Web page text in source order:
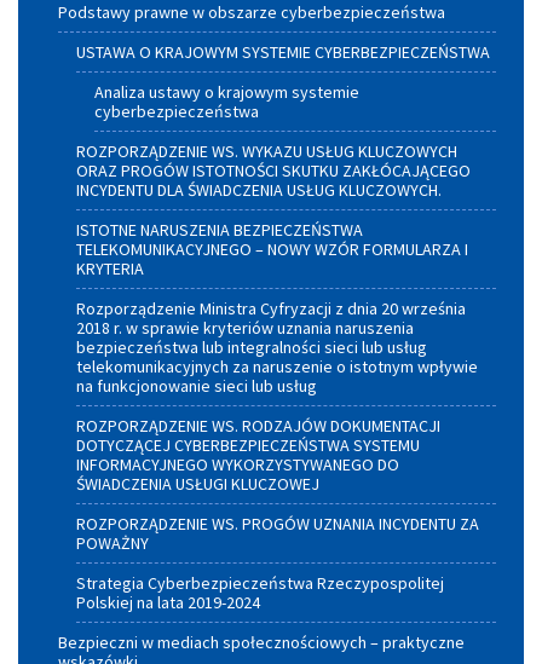
Podstawy prawne w obszarze cyberbezpieczeństwa
USTAWA O KRAJOWYM SYSTEMIE CYBERBEZPIECZEŃSTWA
Analiza ustawy o krajowym systemie
cyberbezpieczeństwa
ROZPORZĄDZENIE WS. WYKAZU USŁUG KLUCZOWYCH
ORAZ PROGÓW ISTOTNOŚCI SKUTKU ZAKŁÓCAJĄCEGO
INCYDENTU DLA ŚWIADCZENIA USŁUG KLUCZOWYCH.
ISTOTNE NARUSZENIA BEZPIECZEŃSTWA
TELEKOMUNIKACYJNEGO – NOWY WZÓR FORMULARZA I
KRYTERIA
Rozporządzenie Ministra Cyfryzacji z dnia 20 września
2018 r. w sprawie kryteriów uznania naruszenia
bezpieczeństwa lub integralności sieci lub usług
telekomunikacyjnych za naruszenie o istotnym wpływie
na funkcjonowanie sieci lub usług
ROZPORZĄDZENIE WS. RODZAJÓW DOKUMENTACJI
DOTYCZĄCEJ CYBERBEZPIECZEŃSTWA SYSTEMU
INFORMACYJNEGO WYKORZYSTYWANEGO DO
ŚWIADCZENIA USŁUGI KLUCZOWEJ
ROZPORZĄDZENIE WS. PROGÓW UZNANIA INCYDENTU ZA
POWAŻNY
Strategia Cyberbezpieczeństwa Rzeczypospolitej
Polskiej na lata 2019-2024
Bezpieczni w mediach społecznościowych – praktyczne